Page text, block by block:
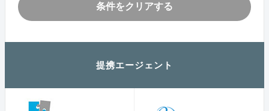
条件をクリアする
提携エージェント